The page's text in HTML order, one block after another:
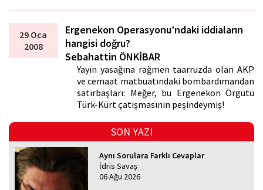
29 Oca
2008
Ergenekon Operasyonu’ndaki iddiaların
hangisi doğru?
Sebahattin ÖNKİBAR
Yayın yasağına rağmen taarruzda olan AKP
ve cemaat matbuatındaki bombardımandan
satırbaşları: Meğer, bu Ergenekon Örgütü
Türk-Kürt çatışmasının peşindeymiş!
SON YAZI
Aynı Sorulara Farklı Cevaplar
İdris Savaş
06 Ağu 2026